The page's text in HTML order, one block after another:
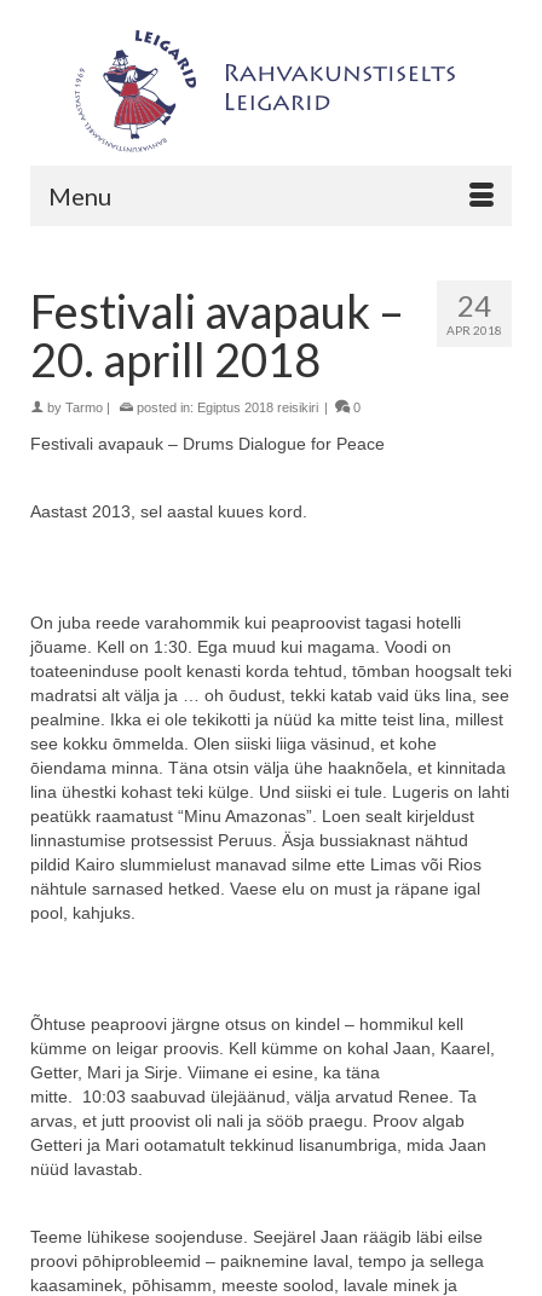
Menu
24
APR 2018
Festivali avapauk –
20. aprill 2018
by Tarmo | posted in: Egiptus 2018 reisikiri | 0
Festivali avapauk – Drums Dialogue for Peace
Aastast 2013, sel aastal kuues kord.
On juba reede varahommik kui peaproovist tagasi hotelli
jõuame. Kell on 1:30. Ega muud kui magama. Voodi on
toateeninduse poolt kenasti korda tehtud, tōmban hoogsalt teki
madratsi alt välja ja … oh ōudust, tekki katab vaid üks lina, see
pealmine. Ikka ei ole tekikotti ja nüüd ka mitte teist lina, millest
see kokku ōmmelda. Olen siiski liiga väsinud, et kohe
ōiendama minna. Täna otsin välja ühe haaknõela, et kinnitada
lina ühestki kohast teki külge. Und siiski ei tule. Lugeris on lahti
peatükk raamatust “Minu Amazonas”. Loen sealt kirjeldust
linnastumise protsessist Peruus. Äsja bussiaknast nähtud
pildid Kairo slummielust manavad silme ette Limas või Rios
nähtule sarnased hetked. Vaese elu on must ja räpane igal
pool, kahjuks.
Õhtuse peaproovi järgne otsus on kindel – hommikul kell
kümme on leigar proovis. Kell kümme on kohal Jaan, Kaarel,
Getter, Mari ja Sirje. Viimane ei esine, ka täna
mitte. 10:03 saabuvad ülejäänud, välja arvatud Renee. Ta
arvas, et jutt proovist oli nali ja sööb praegu. Proov algab
Getteri ja Mari ootamatult tekkinud lisanumbriga, mida Jaan
nüüd lavastab.
Teeme lühikese soojenduse. Seejärel Jaan räägib läbi eilse
proovi pōhiprobleemid – paiknemine laval, tempo ja sellega
kaasaminek, pōhisamm, meeste soolod, lavale minek ja